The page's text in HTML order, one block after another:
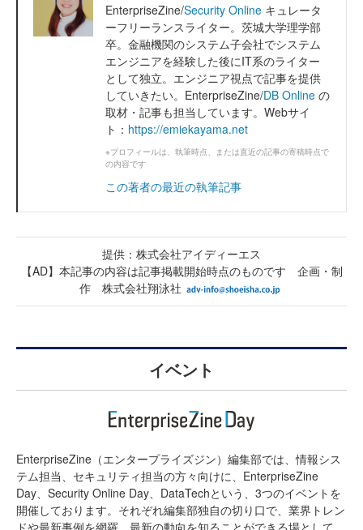
EnterpriseZine/Security Online キュレータ
ーフリーランスライター。茨城大学理学部
卒。金融機関のシステム子会社でシステム
エンジニアを経験した後にIT系のライター
として独立。エンジニア視点で記事を提供
していきたい。EnterpriseZine/DB Online の
取材・記事も担当しています。Webサイ
ト： https://emiekayama.net
※プロフィールは、執筆時点、または直近の記事の寄稿時点で
の内容です
この著者の最近の執筆記事
提供：株式会社アイディーエス
【AD】本記事の内容は記事掲載開始時点のものです 企画・制
作 株式会社翔泳社
イベント
EnterpriseZine（エンタープライズジン）編集部では、情報シス
テム担当、セキュリティ担当の方々向けに、EnterpriseZine
Day、Security Online Day、DataTechという、3つのイベントを
開催しております。それぞれ編集部独自の切り口で、業界トレン